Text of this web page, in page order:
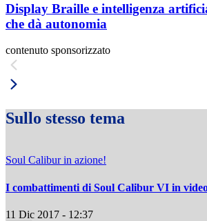
Display Braille e intelligenza
che dà autonomia
contenuto sponsorizzato
Sullo stesso tema
Soul Calibur in azione!
I combattimenti di Soul Calibur VI in
11 Dic 2017 - 12:37